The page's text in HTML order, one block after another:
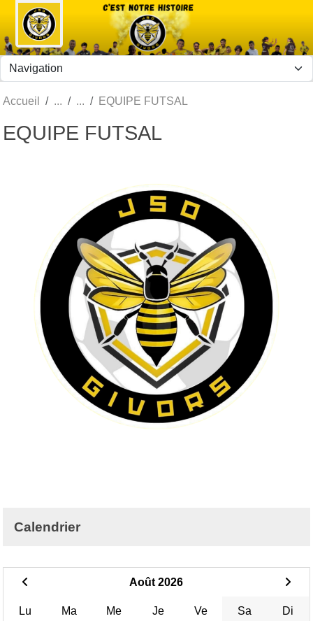
Accueil EQUIPE FUTSAL
EQUIPE FUTSAL
Calendrier
Août 2026
Lu Ma Me Je Ve Sa Di
Panneau de gestion des cookies